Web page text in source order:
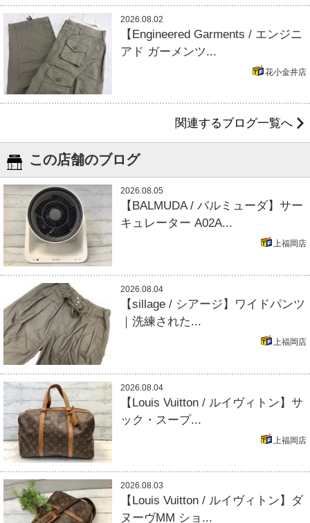
2026.08.02
【Engineered Garments / エンジニ
アド ガーメンツ...
花小金井店
関連するブログ一覧へ
この店舗のブログ
2026.08.05
【BALMUDA / バルミューダ】サー
キュレーター A02A...
上福岡店
2026.08.04
【sillage / シアージ】ワイドパンツ
｜洗練された...
上福岡店
2026.08.04
【Louis Vuitton / ルイヴィトン】サ
ック・スープ...
上福岡店
2026.08.03
【Louis Vuitton / ルイヴィトン】ダ
ヌーヴMM ショ...